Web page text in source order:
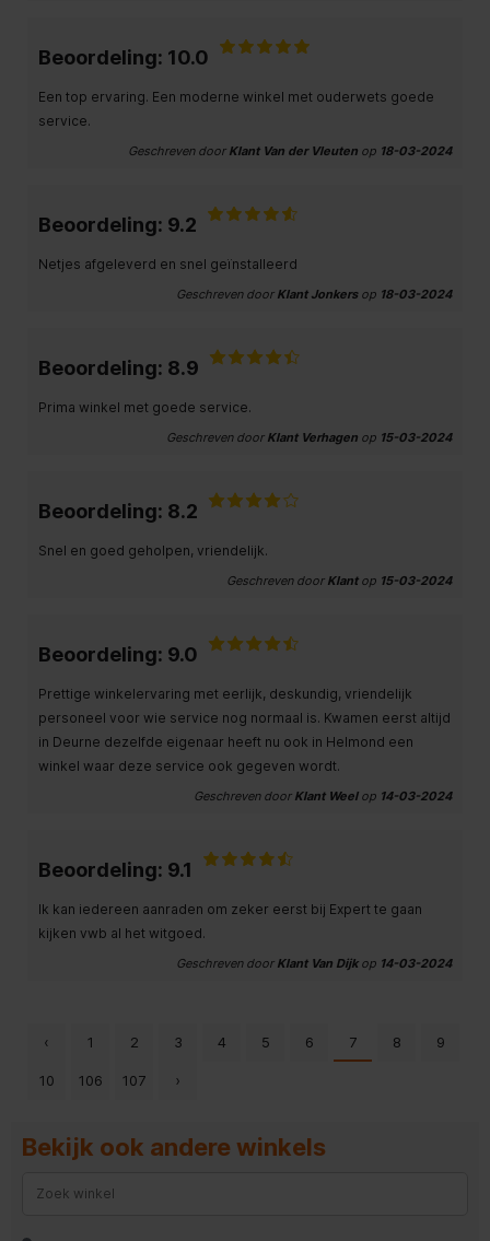
Beoordeling: 10.0
Een top ervaring. Een moderne winkel met ouderwets goede
service.
Geschreven door Klant Van der Vleuten op 18-03-2024
Beoordeling: 9.2
Netjes afgeleverd en snel geïnstalleerd
Geschreven door Klant Jonkersop 18-03-2024
Beoordeling: 8.9
Prima winkel met goede service.
Geschreven door Klant Verhagen op 15-03-2024
Beoordeling: 8.2
Snel en goed geholpen, vriendelijk.
Geschreven door Klantop 15-03-2024
Beoordeling: 9.0
Prettige winkelervaring met eerlijk, deskundig, vriendelijk
personeel voor wie service nog normaal is. Kwamen eerst altijd
in Deurne dezelfde eigenaar heeft nu ook in Helmond een
winkel waar deze service ook gegeven wordt.
Geschreven door Klant Weelop 14-03-2024
Beoordeling: 9.1
Ik kan iedereen aanraden om zeker eerst bij Expert te gaan
kijken vwb al het witgoed.
Geschreven door Klant Van Dijkop 14-03-2024
‹ 1 2 3 4 5 6 7 8 9
10 106 107 ›
Bekijk ook andere winkels